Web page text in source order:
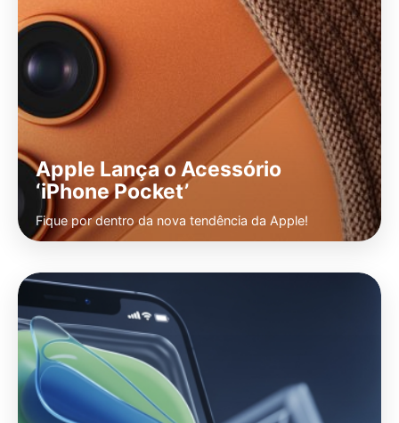
Apple Lança o Acessório
‘iPhone Pocket’
Fique por dentro da nova tendência da Apple!